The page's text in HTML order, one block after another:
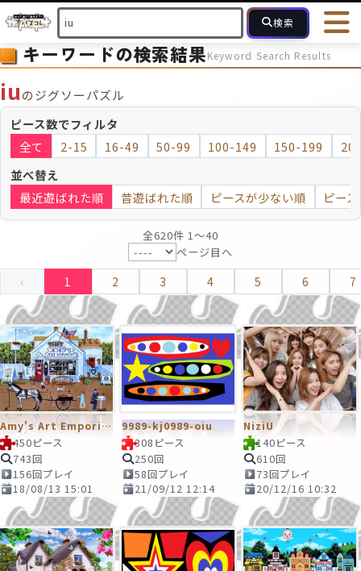
検索
HOME 会員登録
ログイン
最近投稿され
ピース数 2～15 16～49 50～99 100
モザイク モザイクのみ
キーワードの検索結果Keyword Search Results
iuのジグソーパズル
ピース数でフィルタ
全て
2-15 16-49 50-99 100-149 150-199
並べ替え
最近遊ばれた順
昔遊ばれた順 ピースが少ない順 ピー
全620件 1〜40
ページ目へ
‹ 1 2 3 4 5 6 7
Amy's Art Emporium
450ピース
743回
156回プレイ
18/08/13 15:01
9989-kj0989-oiu
308ピース
250回
58回プレイ
21/09/12 12:14
NiziU
140ピース
610回
73回プレイ
20/12/16 10:32